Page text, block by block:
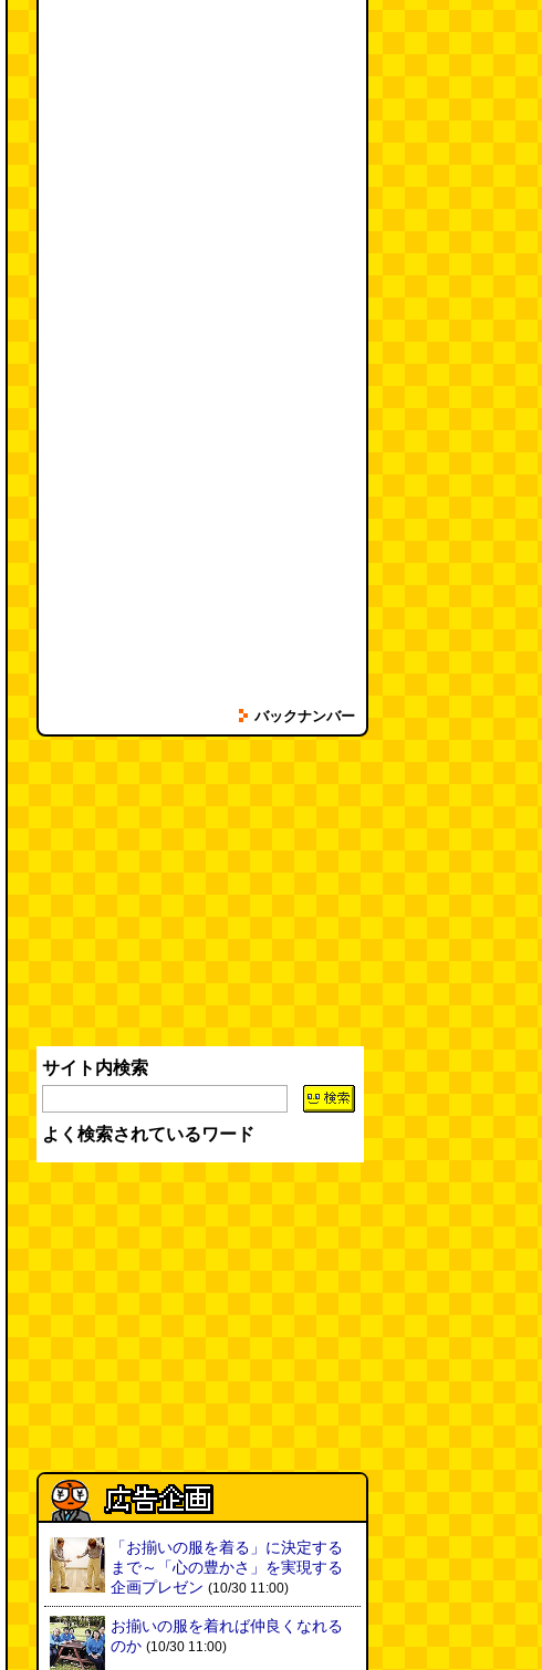
バックナンバー
サイト内検索
よく検索されているワード
「お揃いの服を着る」に決定する
まで～「心の豊かさ」を実現する
企画プレゼン (10/30 11:00)
お揃いの服を着れば仲良くなれる
のか (10/30 11:00)